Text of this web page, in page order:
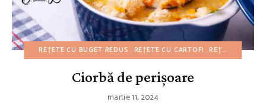
REȚETE CU BUGET REDUS REȚETE CU CARTOFI REȚETE DE CRĂCIUN
Ciorbă de perișoare
martie 11, 2024